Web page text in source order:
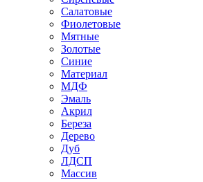
Салатовые
Фиолетовые
Мятные
Золотые
Синие
Материал
МДФ
Эмаль
Акрил
Береза
Дерево
Дуб
ЛДСП
Массив